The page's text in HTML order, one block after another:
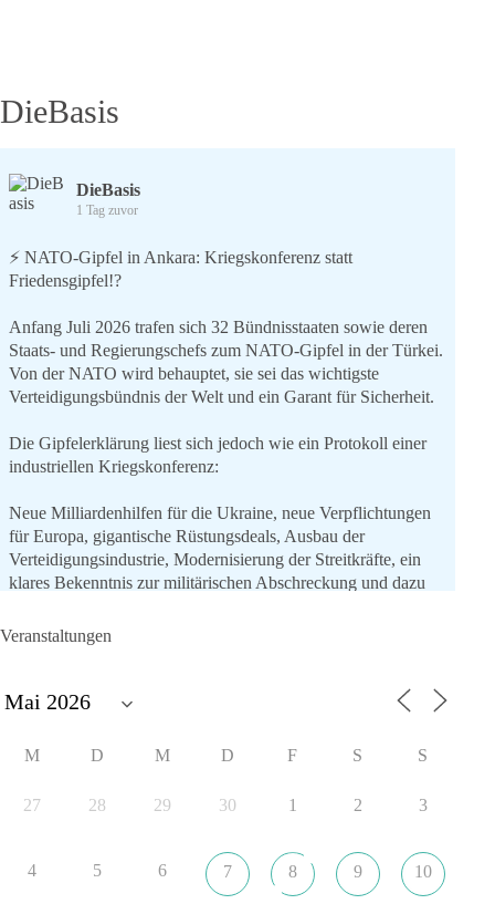
DieBasis
DieBasis
1 Tag zuvor
⚡️ NATO-Gipfel in Ankara: Kriegskonferenz statt
Friedensgipfel!?
Anfang Juli 2026 trafen sich 32 Bündnisstaaten sowie deren
Staats- und Regierungschefs zum NATO-Gipfel in der Türkei.
Von der NATO wird behauptet, sie sei das wichtigste
Verteidigungsbündnis der Welt und ein Garant für Sicherheit.
Die Gipfelerklärung liest sich jedoch wie ein Protokoll einer
industriellen Kriegskonferenz:
Neue Milliardenhilfen für die Ukraine, neue Verpflichtungen
für Europa, gigantische Rüstungsdeals, Ausbau der
Verteidigungsindustrie, Modernisierung der Streitkräfte, ein
klares Bekenntnis zur militärischen Abschreckung und dazu
nach Friedenspolitik klingt, wird niemals Sicherheit schaffen,
https://www.tagesschau.de/ausland/asien/nato-
Veranstaltungen
M D M D F S S
27 28 29 30 1 2 3
4 5 6 7 8 9 10